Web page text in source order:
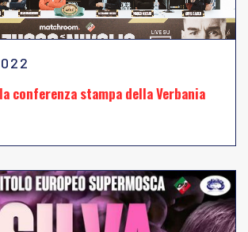
conferenza stampa della Verbania